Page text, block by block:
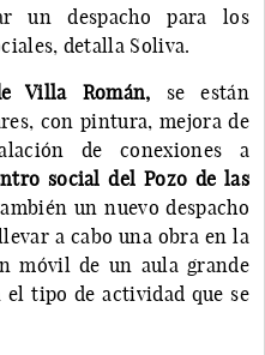
un despacho para los
detalla Soliva.
Villa Román, se están
con pintura, mejora de
de conexiones a
social del Pozo de las
un nuevo despacho
a cabo una obra en la
móvil de un aula grande
el tipo de actividad que se